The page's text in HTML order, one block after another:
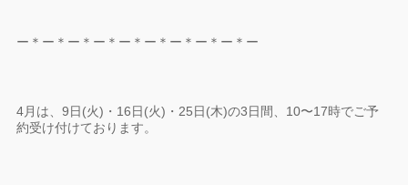
ー＊ー＊ー＊ー＊ー＊ー＊ー＊ー＊ー＊ー
4月は、9日(火)・16日(火)・25日(木)の3日間、10〜17時でご予
約受け付けております。